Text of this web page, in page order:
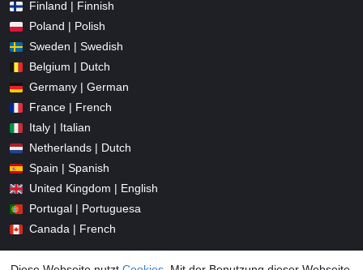
Finland | Finnish
Poland | Polish
Sweden | Swedish
Belgium | Dutch
Germany | German
France | French
Italy | Italian
Netherlands | Dutch
Spain | Spanish
United Kingdom | English
Portugal | Portuguesa
Canada | French